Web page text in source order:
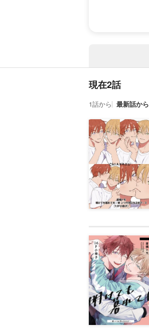
現在2話
1話から 最新話から